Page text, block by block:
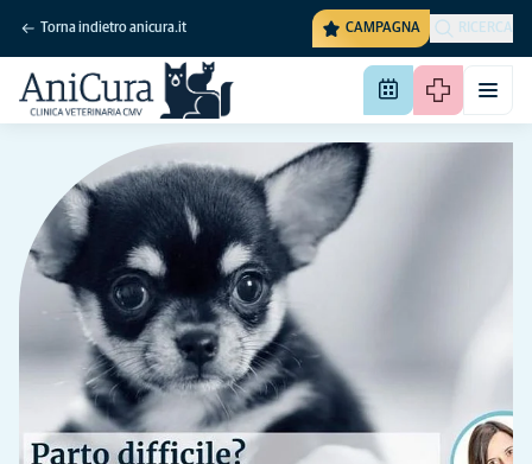
Torna indietro anicura.it CAMPAGNA RICERCA